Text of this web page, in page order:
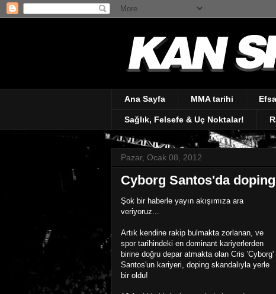
Ana Sayfa MMA tarihi
Sağlık, Felsefe & Uç Noktalar!
Pazar, Ocak 08, 2012
Cyborg Santos'da doping
Şok bir haberle yayın akışımıza ara
veriyoruz...
Artık kendine rakip bulmakta zorlanan, ve
spor tarihindeki en dominant kariyerlerden
birine doğru depar atmakta olan Cris 'Cyborg'
Santos'un kariyeri, doping skandalıyla yerle
bir oldu!